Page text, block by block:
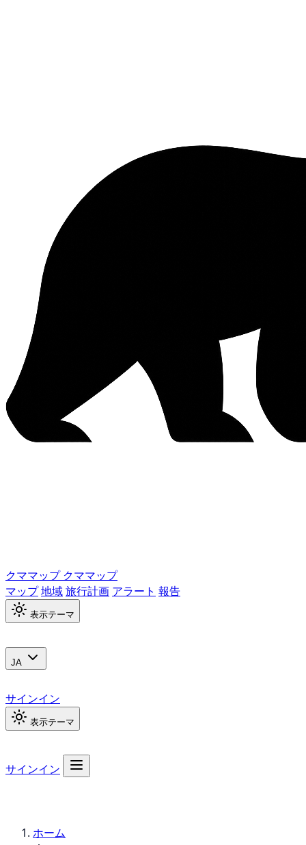
クママップ クママップ
マップ地域旅行計画 アラート 報告
表示テーマ
JA
サインイン
表示テーマ
サインイン
ホーム